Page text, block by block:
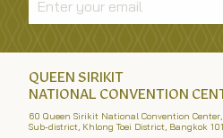
QUEEN SIRIKIT
NATIONAL CONVENTION
60 Queen Sirikit National Convention
Sub-district, Khlong Toei District, Bangkok